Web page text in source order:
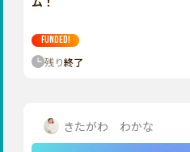
FUNDED!
残り終了
きたがわ わかな